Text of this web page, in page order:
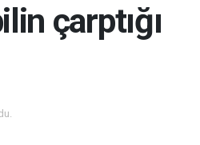
çarptığı